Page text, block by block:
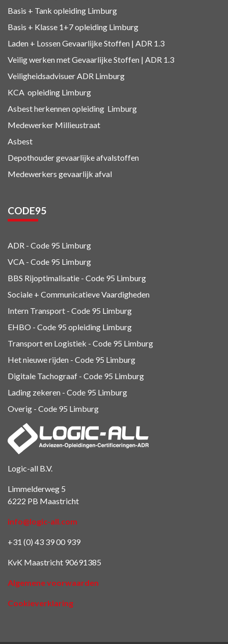
Logic-all B.V.
Limmelderweg 5
6222 PB Maastricht
info@logic-all.com
+31 (0) 43 39 00 939
KvK Maastricht 90691385
Algemene voorwaarden
Cookieverklaring
Basis + Tank opleiding Limburg
Basis + Klasse 1+7opleiding Limburg
Laden + Lossen Gevaarlijke Stoffen | ADR 1.3
Veilig werken met Gevaarlijke Stoffen | ADR 1.3
Veiligheidsadvisuer ADR Limburg
KCA opleiding Limburg
Asbest herkennenopleiding Limburg
Medewerker Millieustraat
Asbest
Depothouder gevaarlijke afvalstoffen
Medewerkers gevaarlijk afval
CODE95
ADR - Code 95 Limburg
VCA - Code 95 Limburg
BBS Rijoptimalisatie - Code 95 Limburg
Sociale + Communicatieve Vaardigheden
Intern Transport - Code 95 Limburg
EHBO - Code 95 opleiding Limburg
Transport en Logistiek - Code 95 Limburg
Het nieuwe rijden - Code 95 Limburg
Digitale Tachograaf - Code 95 Limburg
Lading zekeren - Code 95 Limburg
Overig - Code 95 Limburg